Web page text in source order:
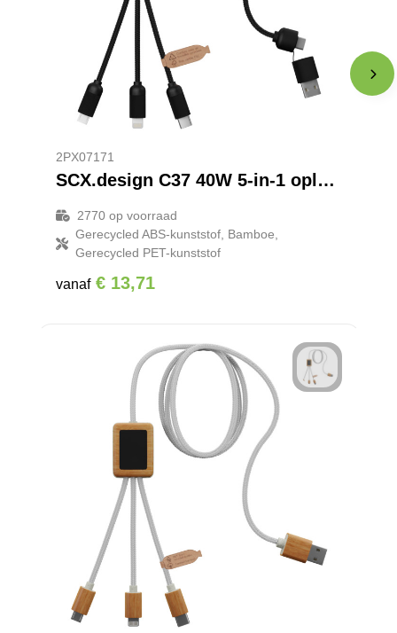
2PX07171
SCX.design C37 40W 5-in-1 oplaadkabel van RPET met oplichtend logo en ronde houten behuizing
2770op voorraad
Gerecycled ABS-kunststof, Bamboe,
Gerecycled PET-kunststof
vanaf € 13,71